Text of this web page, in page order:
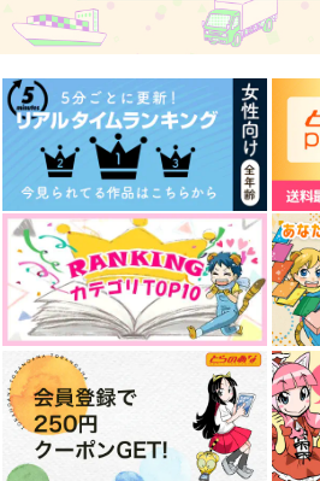
その光に名前はなくて
星雷
787円（税込）
青峰大輝×黒子テツヤ
サンプル
作品詳細
ワンニャンWARS!!
青春ライダーズ
605 （税込）
アシリパ
サンプル
作品詳細